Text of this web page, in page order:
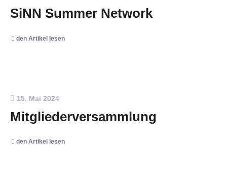
SiNN Summer Network
den Artikel lesen
15. Mai 2024
Mitgliederversammlung
den Artikel lesen